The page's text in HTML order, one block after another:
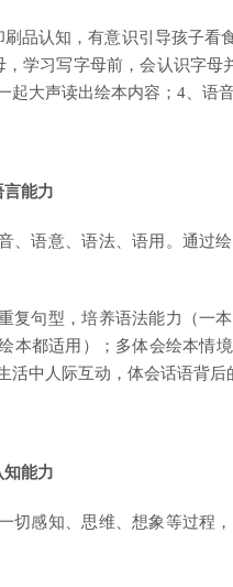
刷品认知，有意识引导孩子看
，学习写字母前，会认识字
起大声读出绘本内容；4、语
言能力
、语意、语法、语用。通过
复句型，培养语法能力（一
本都适用）；多体会绘本情
活中人际互动，体会话语背后
知能力
切感知、思维、想象等过程